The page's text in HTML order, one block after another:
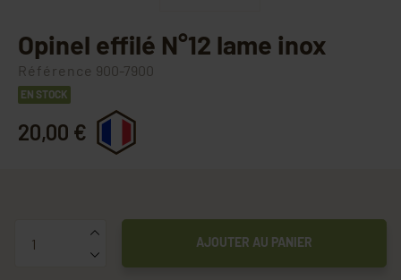
Opinel effilé N°12 lame inox
Référence 900-7900
EN STOCK
20,00 €
AJOUTER AU PANIER